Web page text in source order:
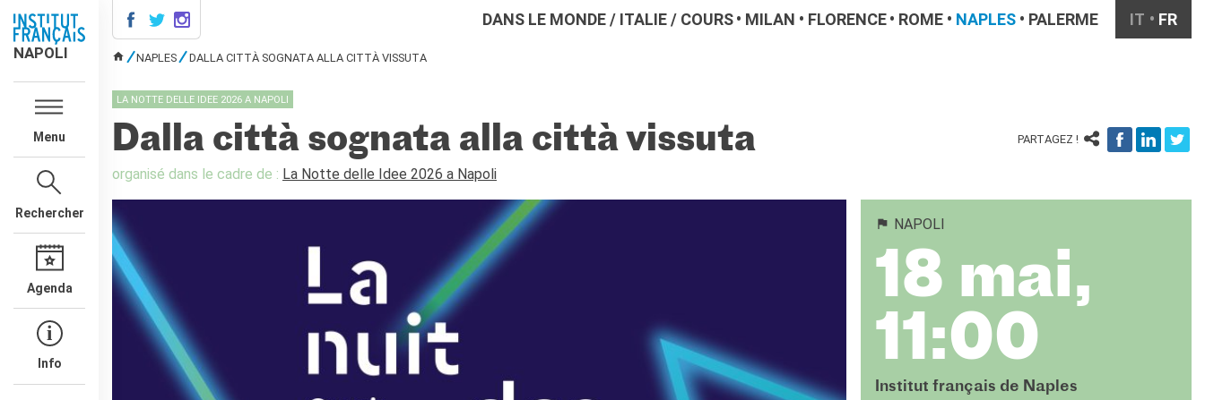
NAPOLI
Menu
Rechercher
Agenda
Info
NAPOLI
CONTACTS
DIPLÔMES DELF DALF
MÉDIATHÈQUE
Culturethèque, bibliothèque
numérique
Ressources
bibliographiques
ÉCOLE & UNIVERSITÉ
Coopération éducative
Coopération universitaire
Étudier en France
DANS LE MONDE/ ITALIE/ COURS MILAN FLORENCE ROME NAPLES PALERME IT FR
NAPLES DALLA CITTÀ SOGNATA ALLA CITTÀ VISSUTA
LA NOTTE DELLE IDEE 2026 A NAPOLI
Dalla città sognata alla città vissuta PARTAGEZ !
organisé dans le cadre de : La Notte delle Idee 2026 a Napoli
NAPOLI
18 mai,
11:00
Institut français de Naples